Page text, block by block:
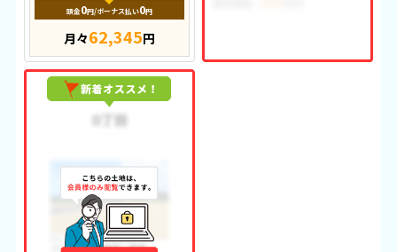
頭金0円/ボーナス払い0円
月々62,345円